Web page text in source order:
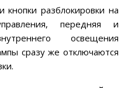
разблокировки на
передняя и
освещения
сразу же отключаются